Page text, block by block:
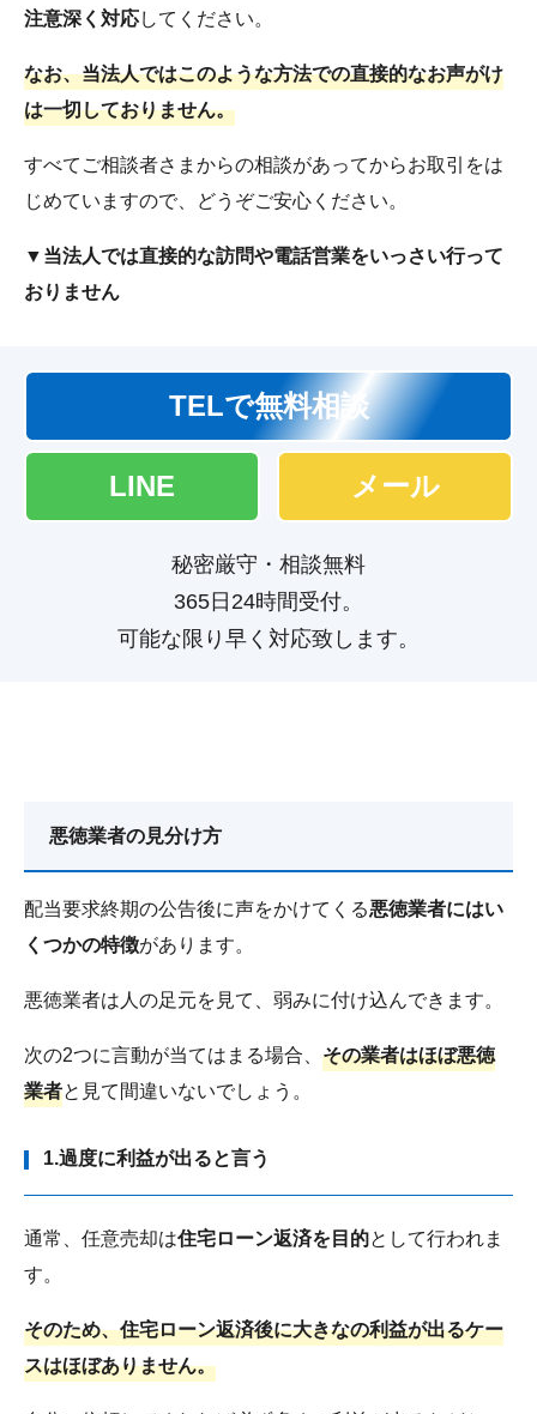
注意深く対応してください。
なお、当法人ではこのような方法での直接的なお声がけ
は一切しておりません。
すべてご相談者さまからの相談があってからお取引をは
じめていますので、どうぞご安心ください。
▼当法人では直接的な訪問や電話営業をいっさい行って
おりません
TELで無料相談
LINE メール
秘密厳守・相談無料
365日24時間受付。
可能な限り早く対応致します。
悪徳業者の見分け方
配当要求終期の公告後に声をかけてくる悪徳業者にはい
くつかの特徴があります。
悪徳業者は人の足元を見て、弱みに付け込んできます。
次の2つに言動が当てはまる場合、 その業者はほぼ悪徳
業者と見て間違いないでしょう。
1.過度に利益が出ると言う
通常、任意売却は住宅ローン返済を目的として行われま
す。
そのため、住宅ローン返済後に大きなの利益が出るケー
スはほぼありません。